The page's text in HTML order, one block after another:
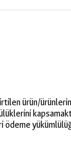
ürün/